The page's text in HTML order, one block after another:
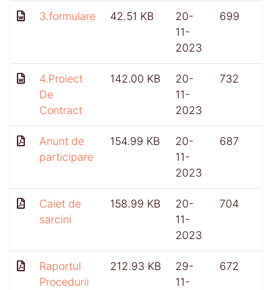
3.formulare 42.51 KB
20-
11-
2023
699
4.Proiect
De
Contract
142.00 KB
20-
11-
2023
732
Anunt de
participare
154.99 KB
20-
11-
2023
687
Caiet de
sarcini
158.99 KB
20-
11-
2023
704
Raportul
Procedurii
212.93 KB
29-
11-
672